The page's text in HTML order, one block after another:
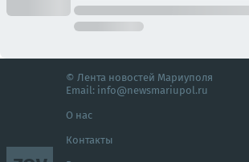
© Лента новостей Мариуполя
Email: info@newsmariupol.ru
О нас
Контакты